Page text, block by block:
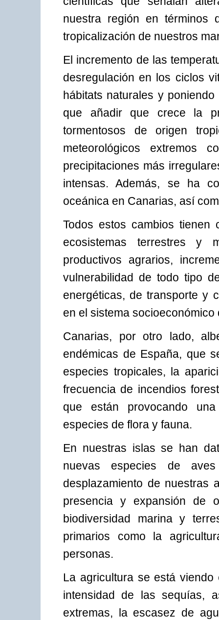
nuestra región en
tropicalización de nuestros
El incremento de las
desregulación en los ciclos
hábitats naturales y
que añadir que crece la
tormentosos de origen
meteorológicos extremos
precipitaciones más
intensas. Además, se ha
oceánica en Canarias, así
Todos estos cambios
ecosistemas terrestres y
productivos agrarios,
vulnerabilidad de todo tipo
energéticas, de transporte y
en el sistema socioeconómico
Canarias, por otro lado,
endémicas de España, que
especies tropicales, la
frecuencia de incendios
que están provocando
especies de flora y fauna.
En nuestras islas se han
nuevas especies de
desplazamiento de nuestras
presencia y expansión de
biodiversidad marina y
primarios como la
personas.
La agricultura se está
intensidad de las sequías,
extremas, la escasez de